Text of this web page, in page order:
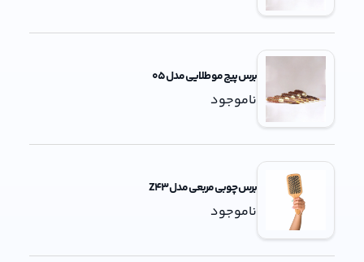
برس پیچ مو طلایی مدل 05
ناموجود
برس چوبی مربعی مدل Z43
ناموجود